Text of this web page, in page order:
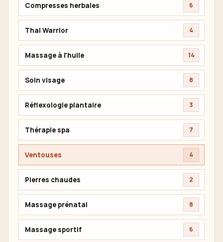
Compresses herbales 6
Thai Warrior 4
Massage à l'huile 14
Soin visage 8
Réflexologie plantaire 3
Thérapie spa 7
Ventouses 4
Pierres chaudes 2
Massage prénatal 8
Massage sportif 6